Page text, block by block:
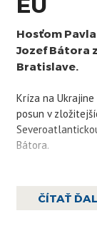
Hosťom
Jozef Bátora
Bratislave.
Kríza na
posun v
Bátora.
pragmatickej
nutné úzko
ČÍTAŤ